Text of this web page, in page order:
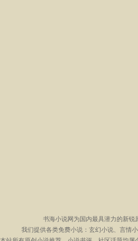
书海小说网为国内最具潜力的新
我们提供各类免费小说：玄幻小说、言情